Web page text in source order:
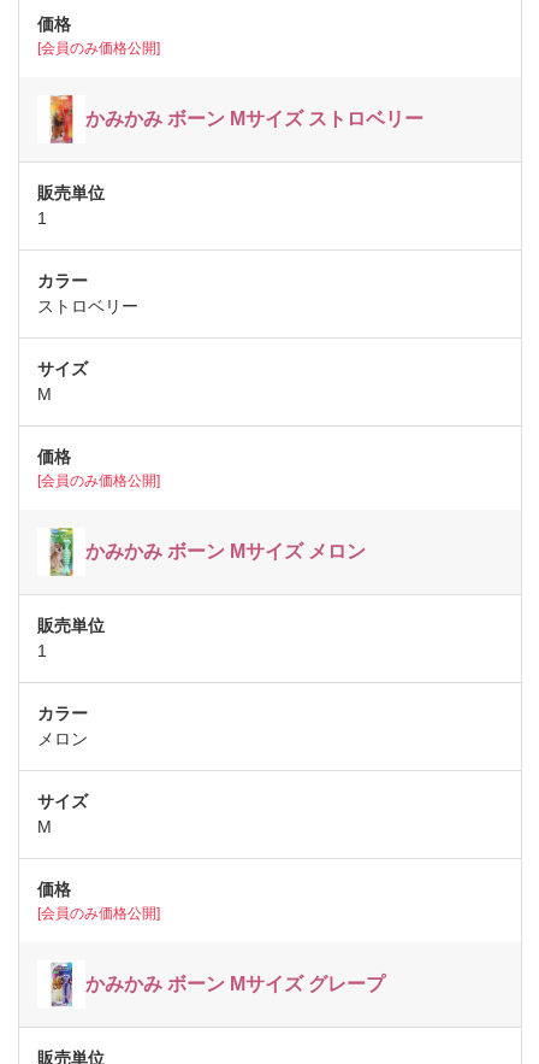
[会員のみ価格公開]
かみかみ ボーン Mサイズ ストロベリー
1
ストロベリー
M
[会員のみ価格公開]
かみかみ ボーン Mサイズ メロン
1
メロン
M
[会員のみ価格公開]
かみかみ ボーン Mサイズ グレープ